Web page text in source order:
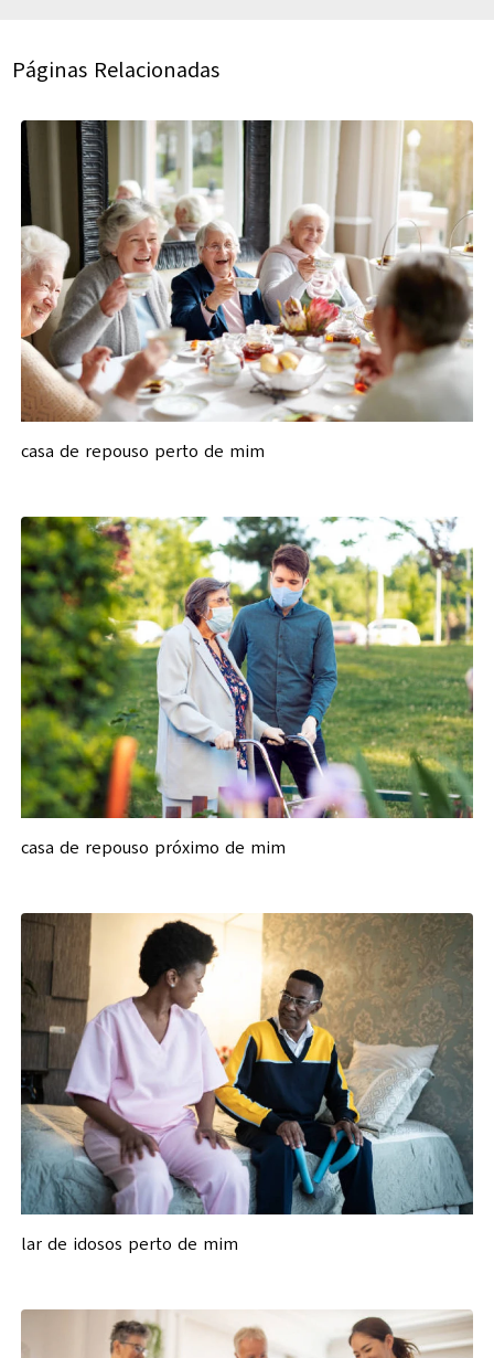
Páginas Relacionadas
casa de repouso perto de mim
casa de repouso próximo de mim
lar de idosos perto de mim